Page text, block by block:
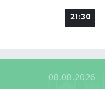
21:30
08.08.2026